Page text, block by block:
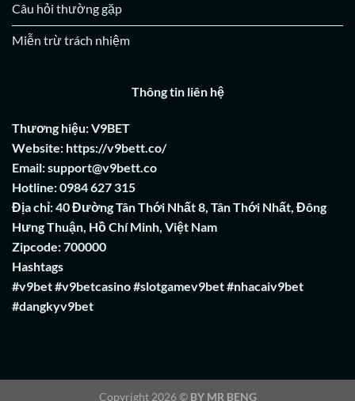
Câu hỏi thường gặp
Miễn trừ trách nhiệm
Thông tin liên hệ
Thương hiệu: V9BET
Website: https://v9bett.co/
Email:support@v9bett.co
Hotline: 0984 627 315
Địa chỉ: 40 Đường Tân Thới Nhất 8, Tân Thới Nhất, Đông
Hưng Thuận, Hồ Chí Minh, Việt Nam
Zipcode: 700000
Hashtags
#v9bet #v9betcasino #slotgamev9bet #nhacaiv9bet
#dangkyv9bet
Copyright 2026 © BY MR BENG